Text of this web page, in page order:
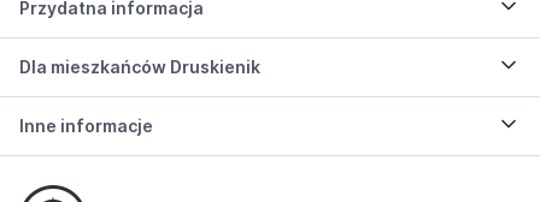
Przydatna informacja
Dla mieszkańców Druskienik
Inne informacje